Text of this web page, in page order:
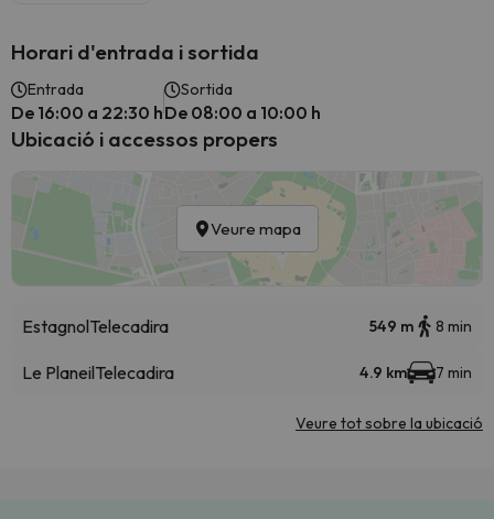
Horari d'entrada i sortida
Entrada
De 16:00 a 22:30 h
Sortida
De 08:00 a 10:00 h
Ubicació i accessos propers
Veure mapa
EstagnolTelecadira 549 m 8 min
Le PlaneilTelecadira 4.9 km 7 min
Veure tot sobre la ubicació